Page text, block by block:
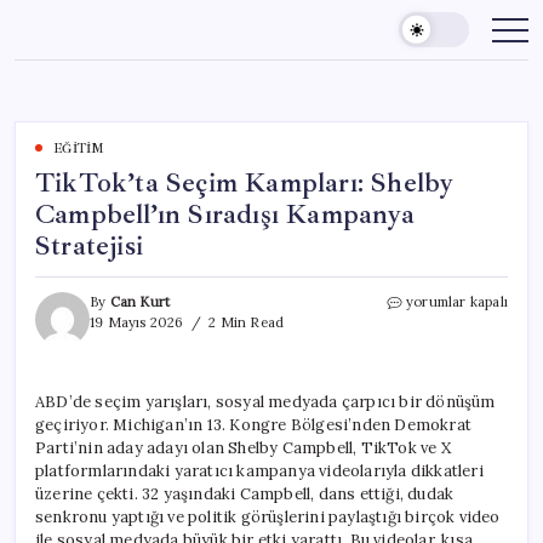
content
EĞITIM
TikTok’ta Seçim Kampları: Shelby
Campbell’ın Sıradışı Kampanya
Stratejisi
By Can Kurt
19 Mayıs 2026
2 Min Read
TikTok’ta
Sıradışı
Kampanya
Stratejisi
için
yorumlar kapalı
ABD’de seçim yarışları, sosyal medyada çarpıcı bir dönüşüm
geçiriyor. Michigan’ın 13. Kongre Bölgesi’nden Demokrat
Parti’nin aday adayı olan Shelby Campbell, TikTok ve X
platformlarındaki yaratıcı kampanya videolarıyla dikkatleri
üzerine çekti. 32 yaşındaki Campbell, dans ettiği, dudak
senkronu yaptığı ve politik görüşlerini paylaştığı birçok video